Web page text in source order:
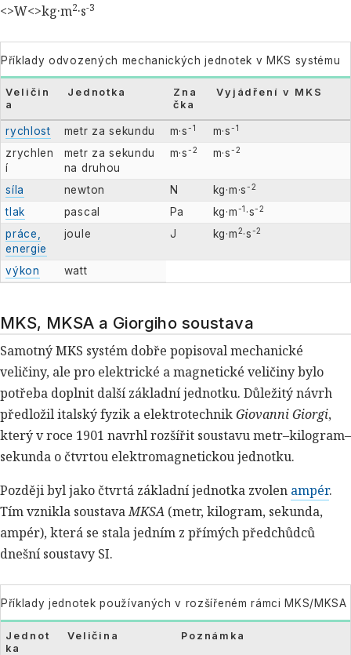
<>W<>kg·m2·s-3
Příklady odvozených mechanických jednotek v MKS systému
Veličin
a
Jednotka
Zna
čka
Vyjádření v MKS
rychlost metr za sekundu m·s-1 m·s-1
zrychlen
í
metr za sekundu
na druhou
m·s-2 m·s-2
síla newton N kg·m·s-2
tlak pascal Pa kg·m-1 ·s-2
práce,
energie
joule J kg·m2·s-2
výkon watt
MKS, MKSA a Giorgiho soustava
Samotný MKS systém dobře popisoval mechanické
veličiny, ale pro elektrické a magnetické veličiny bylo
potřeba doplnit další základní jednotku. Důležitý návrh
předložil italský fyzik a elektrotechnikGiovanni Giorgi,
který v roce 1901 navrhl rozšířit soustavu metr–kilogram–
sekunda o čtvrtou elektromagnetickou jednotku.
Později byl jako čtvrtá základní jednotka zvolen ampér.
Tím vznikla soustavaMKSA (metr, kilogram, sekunda,
ampér), která se stala jedním z přímých předchůdců
dnešní soustavy SI.
Příklady jednotek používaných v rozšířeném rámci MKS/MKSA
Jednot
ka
Veličina Poznámka